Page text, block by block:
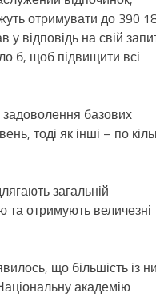
отримувати до 390
відповідь на свій
б, щоб підвищити всі
задоволення базових
тоді як інші – по
загальній
та отримують величезні
що більшість із
академію